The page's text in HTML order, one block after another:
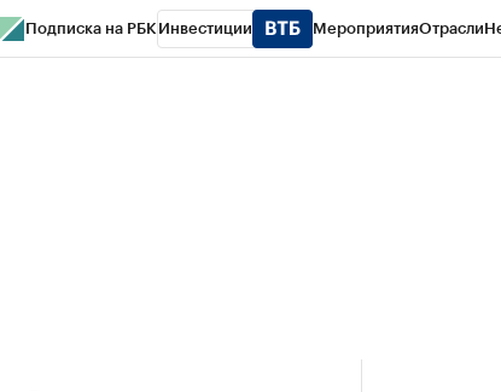
Подписка на РБК Инвестиции МероприятияОтрасли